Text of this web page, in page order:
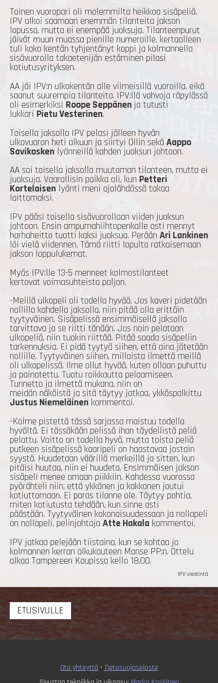
Toinen vuoropari oli molemmilta heikkoa sisäpeliä.
IPV alkoi saamaan enemmän tilanteita jakson
lopussa, mutta ei enempää juoksuja. Tilanteenpurut
jäivät muun muassa pienille numeroille, kertaalleen
tuli koko kentän tyhjentänyt koppi ja kolmannella
sisävuorolla takaetenijän estäminen pilasi
kotiutusyrityksen.
AA jäi IPV:n ulkokentän alle viimeisillä vuoroilla, eikä
saanut suurempia tilanteita. IPV:llä vahvoja räpylässä
oli esimerkiksi Roope Seppänen ja tutusti
lukkari Pietu Vesterinen.
Toisella jaksolla IPV pelasi jälleen hyvän
ulkovuoron heti alkuun ja siirtyi Ollin sekä Aappo
Savikosken lyönneillä kahden juoksun johtoon.
AA sai toisella jaksolla muutaman tilanteen, mutta ei
juoksuja. Vaarallisin paikka oli, kun Petteri
Kortelaisen lyönti meni ajolähdössä takaa
laittomaksi.
IPV pääsi toisella sisävuorollaan viiden juoksun
johtoon. Ensin ampumahiihtopenkalle asti mennyt
harhaheitto tuotti kaksi juoksua. Perään Ari Lankinen
löi vielä viidennen. Tämä riitti lopulta ratkaisemaan
jakson loppulukemat.
Myös IPV:lle 13-5 menneet kolmostilanteet
kertovat voimasuhteista paljon.
-Meillä ulkopeli oli todella hyvää. Jos kaveri pidetään
nollilla kahdella jaksolla, niin pitää olla erittäin
tyytyväinen. Sisäpelissä ensimmäisellä jaksolla
tarvittava ja se riitti tänään. Jos noin pelataan
ulkopeliä, niin tuokin riittää. Pitää saada sisäpeliin
tarkennuksia. Ei pidä tyytyä siihen, että aina jätetään
nollille. Tyytyväinen siihen, millaista ilmettä meillä
oli ulkopelissä. Ilme ollut hyvää, kuten ollaan puhuttu
ja painotettu. Tuotu raikkautta pelaamiseen.
Tunnetta ja ilmettä mukana, niin on
meidän näköistä ja sitä täytyy jatkaa, ykköspalkittu
Justus Niemeläinen kommentoi.
-Kolme pistettä tässä sarjassa maistuu todella
hyvältä. Ei tässäkään pelissä ihan täydellistä peliä
pelattu. Voitto on todella hyvä, mutta toista peliä
putkeen sisäpelissä kaaripeli on haastavaa jostain
syystä. Huudetaan väärillä merkeillä ja sitten, kun
pitäisi huutaa, niin ei huudeta. Ensimmäisen jakson
sisäpeli menee omaan piikkiin. Kahdessa vuorossa
pyörähteli niin, että ykkönen ja kakkonen joutui
kotiuttamaan. Ei paras tilanne ole. Täytyy pohtia,
miten kotiutusta tehdään, kun sinne asti
päästään. Tyytyväinen kokonaisuudessaan ja nollapeli
on nollapeli, pelinjohtaja Atte Hakala kommentoi.
IPV jatkaa pelejään tiistaina, kun se kohtaa jo
kolmannen kerran alkukauteen Manse PP:n. Ottelu
alkaa Tampereen Kaupissa kello 18.00.
IPV viestintä
ETUSIVULLE
Ota yhteyttä • Tietosuojaseloste